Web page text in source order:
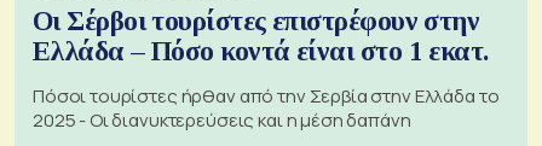
Οι Σέρβοι τουρίστες επιστρέφουν στην
Ελλάδα – Πόσο κοντά είναι στο 1 εκατ.
Πόσοι τουρίστες ήρθαν από την Σερβία στην Ελλάδα το
2025 - Οι διανυκτερεύσεις και η μέση δαπάνη